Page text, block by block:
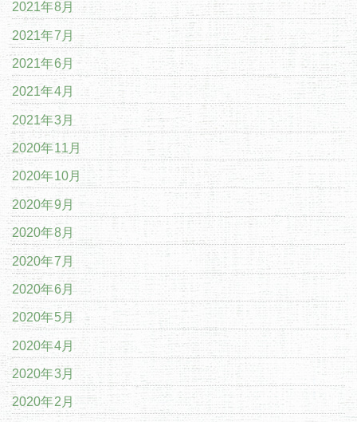
2021年8月
2021年7月
2021年6月
2021年4月
2021年3月
2020年11月
2020年10月
2020年9月
2020年8月
2020年7月
2020年6月
2020年5月
2020年4月
2020年3月
2020年2月